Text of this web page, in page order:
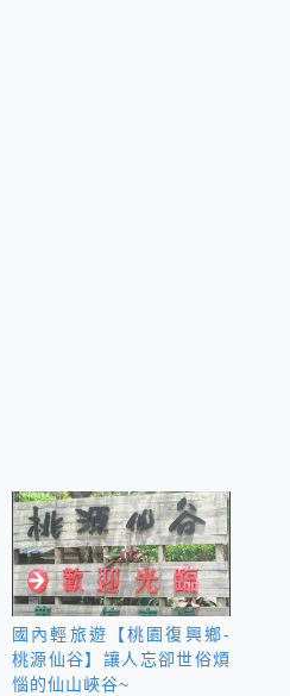
國內輕旅遊【桃園復興鄉-
桃源仙谷】讓人忘卻世俗煩
惱的仙山峽谷~